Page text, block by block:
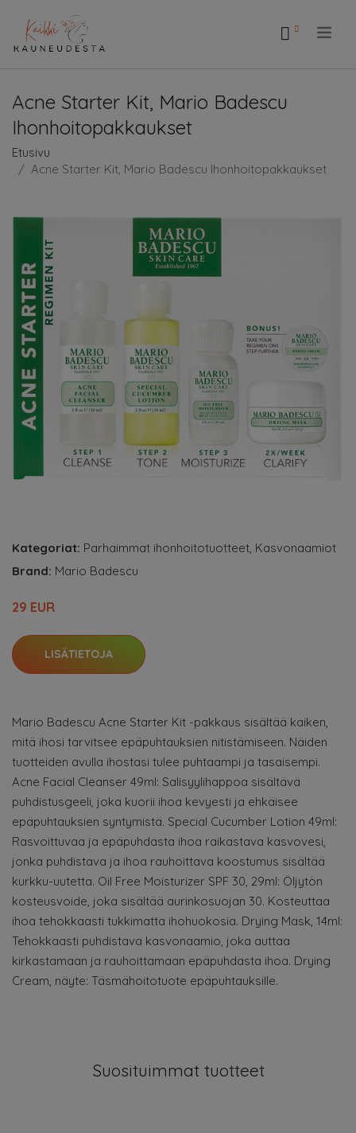
Acne Starter Kit, Mario Badescu
Ihonhoitopakkaukset
Etusivu
Acne Starter Kit, Mario Badescu Ihonhoitopakkaukset
Kategoriat: Parhaimmat ihonhoitotuotteet, Kasvonaamiot
Brand: Mario Badescu
29 EUR
LISÄTIETOJA
Mario Badescu Acne Starter Kit -pakkaus sisältää kaiken,
mitä ihosi tarvitsee epäpuhtauksien nitistämiseen. Näiden
tuotteiden avulla ihostasi tulee puhtaampi ja tasaisempi.
Acne Facial Cleanser 49ml: Salisyylihappoa sisältävä
puhdistusgeeli, joka kuorii ihoa kevyesti ja ehkäisee
epäpuhtauksien syntymistä. Special Cucumber Lotion 49ml:
Rasvoittuvaa ja epäpuhdasta ihoa raikastava kasvovesi,
jonka puhdistava ja ihoa rauhoittava koostumus sisältää
kurkku-uutetta. Oil Free Moisturizer SPF 30, 29ml: Öljytön
kosteusvoide, joka sisältää aurinkosuojan 30. Kosteuttaa
ihoa tehokkaasti tukkimatta ihohuokosia. Drying Mask, 14ml:
Tehokkaasti puhdistava kasvonaamio, joka auttaa
kirkastamaan ja rauhoittamaan epäpuhdasta ihoa. Drying
Cream, näyte: Täsmähoitotuote epäpuhtauksille.
Suosituimmat tuotteet